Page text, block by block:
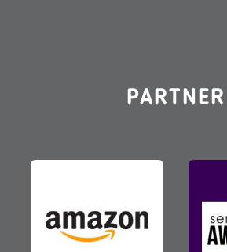
PARTNER